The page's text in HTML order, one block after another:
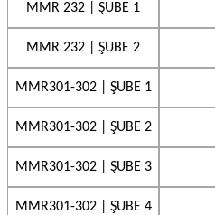
MMR 232 | ŞUBE 1
MMR 232 | ŞUBE 2
MMR301-302 | ŞUBE 1
MMR301-302 | ŞUBE 2
MMR301-302 | ŞUBE 3
MMR301-302 | ŞUBE 4